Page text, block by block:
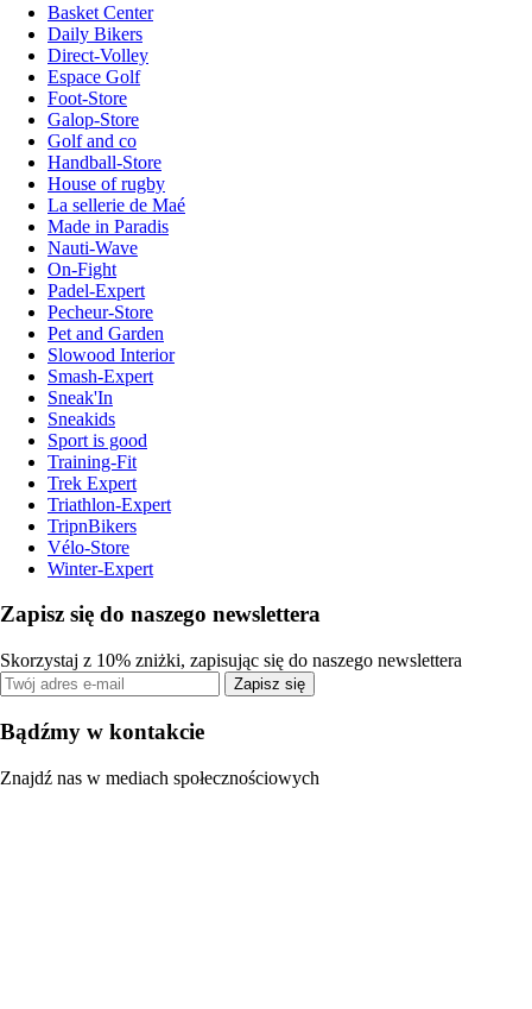
Basket Center
Daily Bikers
Direct-Volley
Espace Golf
Foot-Store
Galop-Store
Golf and co
Handball-Store
House of rugby
La sellerie de Maé
Made in Paradis
Nauti-Wave
On-Fight
Padel-Expert
Pecheur-Store
Pet and Garden
Slowood Interior
Smash-Expert
Sneak'In
Sneakids
Sport is good
Training-Fit
Trek Expert
Triathlon-Expert
TripnBikers
Vélo-Store
Winter-Expert
Zapisz się do naszego newslettera
Skorzystaj z 10% zniżki, zapisując się do naszego newslettera
Zapisz się
Bądźmy w kontakcie
Znajdź nas w mediach społecznościowych